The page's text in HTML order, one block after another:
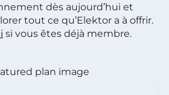
dès aujourd’hui et
tout ce qu’Elektor a à offrir.
si vous êtes déjà membre.